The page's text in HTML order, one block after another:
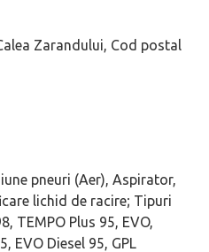
Zarandului, Cod postal
pneuri (Aer), Aspirator,
lichid de racire; Tipuri
TEMPO Plus 95, EVO,
EVO Diesel 95, GPL